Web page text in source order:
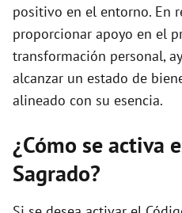
positivo en el entorno. En
proporcionar apoyo en el
transformación personal,
alcanzar un estado de
alineado con su esencia.
¿Cómo se activa
Sagrado?